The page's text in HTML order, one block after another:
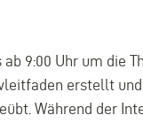
9:00 Uhr um die
erstellt
Während der